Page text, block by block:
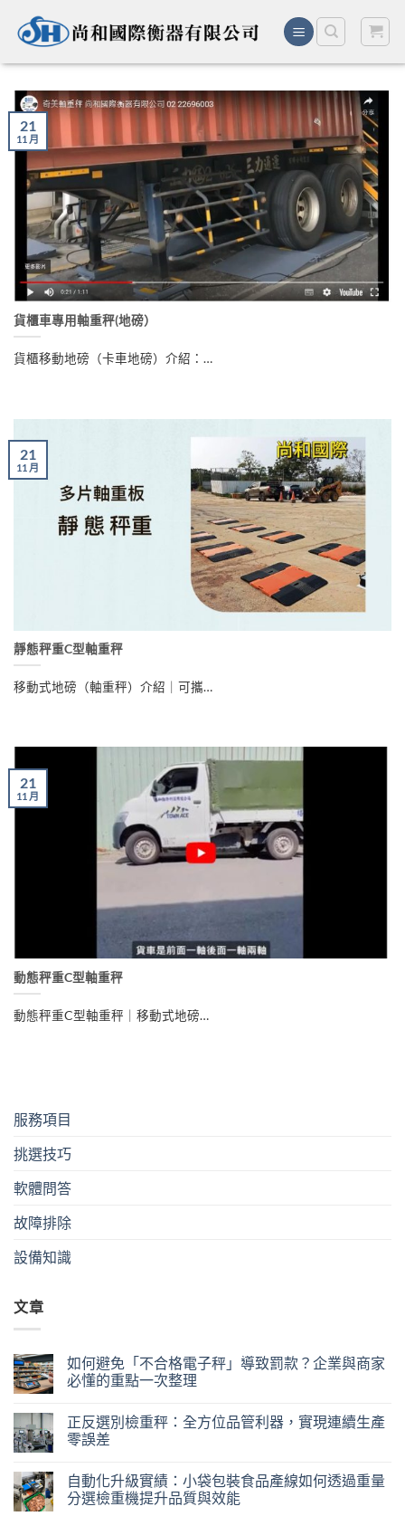
服務項目
挑選技巧
軟體問答
故障排除
設備知識
文章
如何避免「不合格電子秤」導致罰款？企業與商家
必懂的重點一次整理
正反選別檢重秤：全方位品管利器，實現連續生產
零誤差
自動化升級實績：小袋包裝食品產線如何透過重量
分選檢重機提升品質與效能
貨櫃車專用軸重秤(地磅）
貨櫃移動地磅（卡車地磅）介紹：…
21
11 月
靜態秤重C型軸重秤
移動式地磅（軸重秤）介紹｜可攜…
21
11 月
動態秤重C型軸重秤
動態秤重C型軸重秤｜移動式地磅…
21
11 月